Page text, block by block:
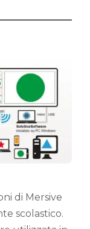
di Mersive
scolastico.